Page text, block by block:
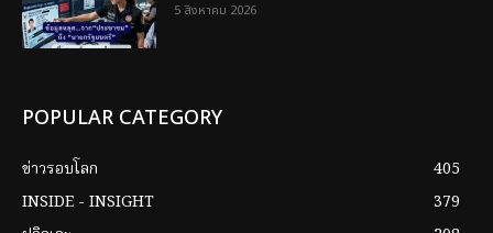
5 สิงหาคม 2026
POPULAR CATEGORY
ข่าวรอบโลก
405
INSIDE - INSIGHT
379